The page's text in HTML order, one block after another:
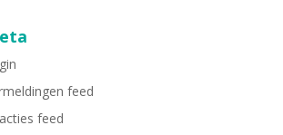
feed
feed